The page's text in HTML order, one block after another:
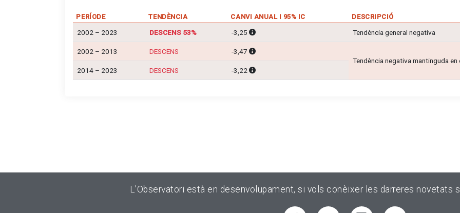
PERÍODE TENDÈNCIA CANVI ANUAL I 95% IC DESCRIPCIÓ
2002 – 2023 DESCENS 53% -3,25 Tendència general negativa
2002 – 2013 DESCENS
-3,47
Tendència negativa mantinguda
2014 – 2023
DESCENS -3,22
L'Observatori està en desenvolupament, si vols conèixer les darreres novetats